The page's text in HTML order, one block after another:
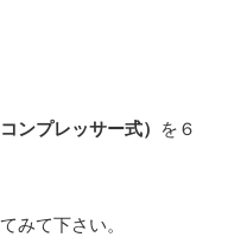
ンプレッサー式）
を６
みて下さい。